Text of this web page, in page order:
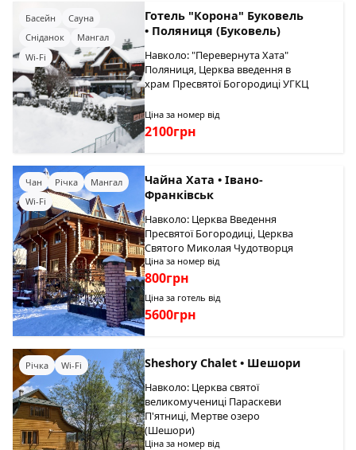
Басейн
Сауна
Сніданок
Мангал
Wi-Fi
Готель "Корона" Буковель
• Поляниця (Буковель)
Навколо: "Перевернута Хата"
Поляниця, Церква введення в
храм Пресвятої Богородиці УГКЦ
Ціна за номер від
2100грн
Чан Річка
Мангал
Wi-Fi
Чайна Хата • Івано-
Франківськ
Навколо: Церква Введення
Пресвятої Богородиці, Церква
Святого Миколая Чудотворця
Ціна за номер від
800грн
Ціна за готель від
5600грн
Річка Wi-Fi Sheshory Chalet • Шешори
Навколо: Церква святої
великомучениці Параскеви
П'ятниці, Мертве озеро
(Шешори)
Ціна за номер від